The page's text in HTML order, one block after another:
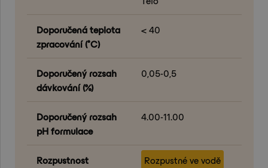
Doporučená teplota
zpracování (°C)
< 40
Doporučený rozsah
dávkování (%)
0,05-0,5
Doporučený rozsah
pH formulace
4.00-11.00
Rozpustnost Rozpustné ve vodě